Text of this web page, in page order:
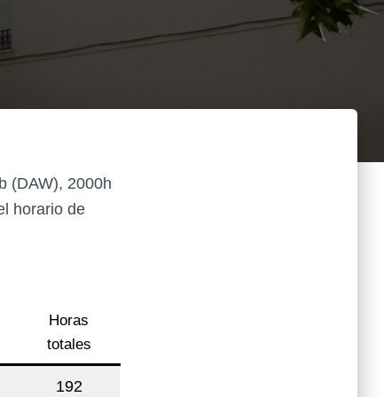
(DAW), 2000h
horario de
Horas
totales
192